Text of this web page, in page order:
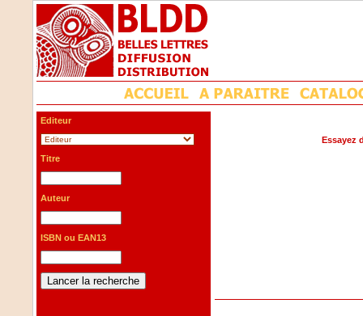
Editeur
Titre
Auteur
ISBN ou EAN13
Essayez